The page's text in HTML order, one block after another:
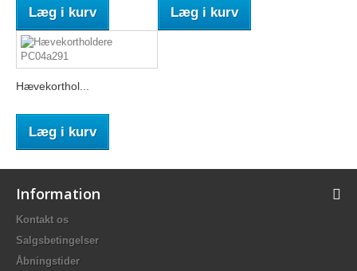
Læg i kurv Læg i kurv
Hævekorthol...
Læg i kurv
Information
Kontakt os
Salgsbetingelser
Åbningstider